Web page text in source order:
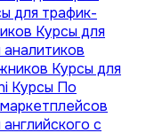
для трафик-
Курсы для
Курсы для
Курсы По
с